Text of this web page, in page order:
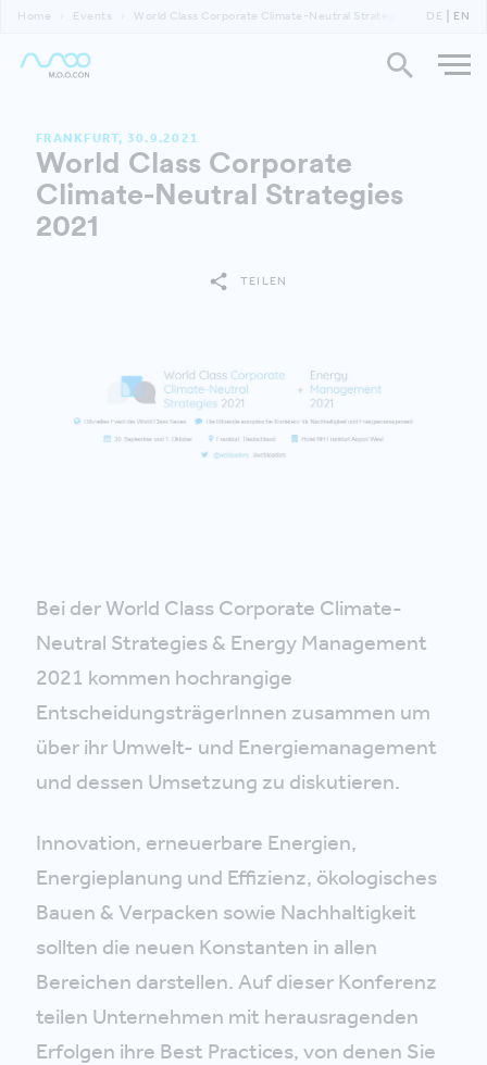
Home Events World Class Corporate Climate-Neutral Strategies 2021
DE EN
FRANKFURT, 30.9.2021
World Class Corporate
Climate-Neutral Strategies
2021
TEILEN
Bei der World Class Corporate Climate-
Neutral Strategies & Energy Management
2021 kommen hochrangige
EntscheidungsträgerInnen zusammen um
über ihr Umwelt- und Energiemanagement
und dessen Umsetzung zu diskutieren.
Innovation, erneuerbare Energien,
Energieplanung und Effizienz, ökologisches
Bauen & Verpacken sowie Nachhaltigkeit
sollten die neuen Konstanten in allen
Bereichen darstellen. Auf dieser Konferenz
teilen Unternehmen mit herausragenden
Erfolgen ihre Best Practices, von denen Sie